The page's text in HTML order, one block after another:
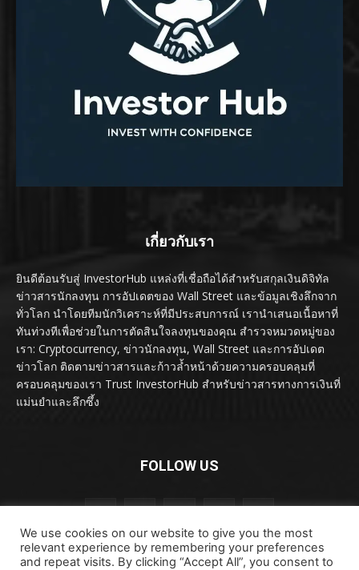
เกี่ยวกับเรา
ยินดีต้อนรับสู่ InvestorHub แหล่งที่เชื่อถือได้สำหรับสกุลเงินดิจิทัล
ข่าวสารนักลงทุน การอัปเดตของ Wall Street และข้อมูลเชิงลึกจาก
ทั่วโลก นำโดยทีมนักวิเคราะห์ที่มีประสบการณ์ เรานำเสนอเนื้อหาที่
ทันท่วงทีเพื่อช่วยในการตัดสินใจลงทุนของคุณ สำรวจหมวดหมู่ของ
เรา: Cryptocurrency, ข่าวนักลงทุน, Wall Street และการอัปเดต
ข่าวโลก ติดตามข่าวสารและก้าวล้ำหน้าด้วยความครอบคลุมที่
ครอบคลุมของเรา Trust InvestorHub สำหรับข่าวสารทางการเงินที่
แม่นยำและลึกซึ้ง
FOLLOW US
We use cookies on our website to give you the most
relevant experience by remembering your preferences
and repeat visits. By clicking “Accept All”, you consent to